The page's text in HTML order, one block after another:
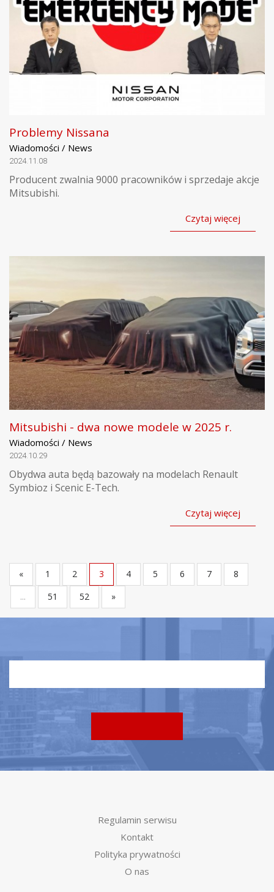
Problemy Nissana
Wiadomości / News
2024.11.08
Producent zwalnia 9000 pracowników i sprzedaje akcje
Mitsubishi.
Czytaj więcej
Mitsubishi - dwa nowe modele w 2025 r.
Wiadomości / News
2024.10.29
Obydwa auta będą bazowały na modelach Renault
Symbioz i Scenic E-Tech.
Czytaj więcej
« 1 2 3 4 5 6 7
8
...
51 52 »
Regulamin serwisu
Kontakt
Polityka prywatności
O nas